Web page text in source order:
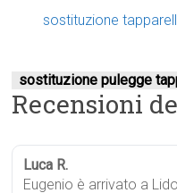
sostituzione
sostituzione pulegge
Recensioni
Luca R.
Eugenio è arrivato a